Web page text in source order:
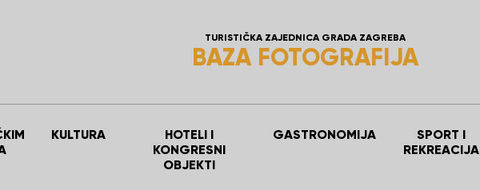
TURISTIČKA ZAJEDNICA GRADA ZAGREBA
BAZA FOTOGRAFIJA
KULTURA
HOTELI I
KONGRESNI
OBJEKTI
GASTRONOMIJA
SPORT I
REKREACIJA